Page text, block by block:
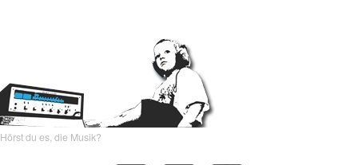
Hörst du es, die Musik?